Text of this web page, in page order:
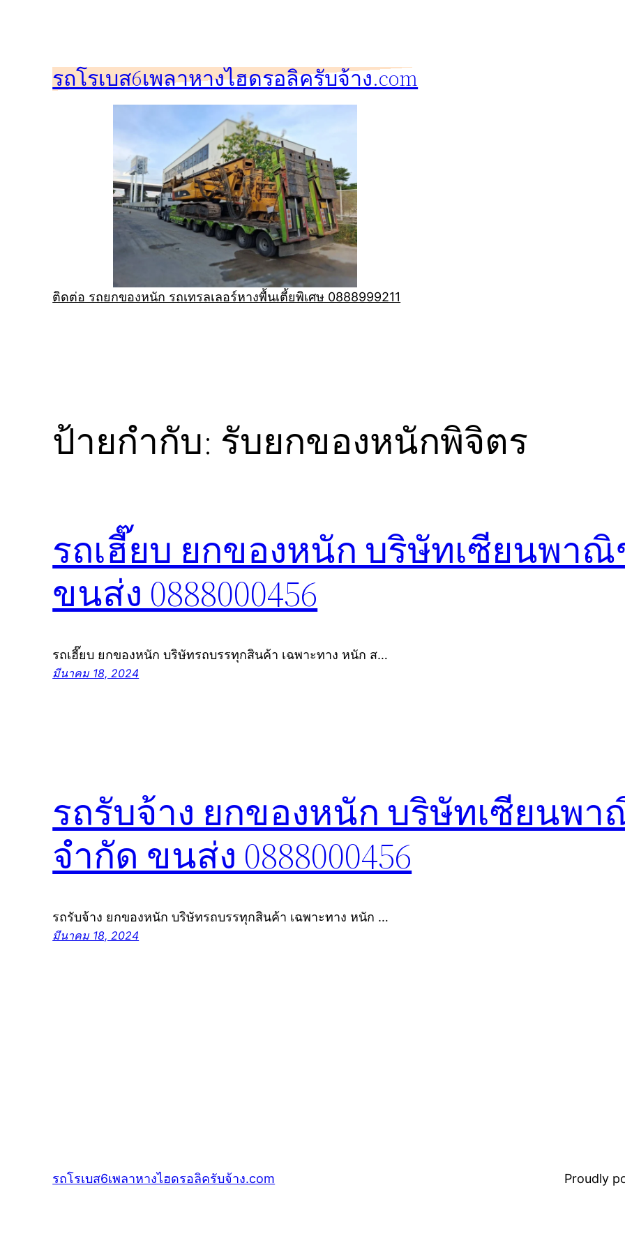
รถโรเบส6เพลาหางไฮดรอลิครับจ้าง.com
ติดต่อ รถยกของหนัก รถเทรลเลอร์หางพื้นเตี้ยพิเศษ 0888999211
ป้ายกำกับ: รับยกของหนักพิจิตร
รถเฮี๊ยบ ยกของหนัก บริษัทเซียนพา
ขนส่ง 0888000456
รถเฮี๊ยบ ยกของหนัก บริษัทรถบรรทุกสินค้า เฉพาะทาง หนัก ส…
มีนาคม 18, 2024
รถรับจ้าง ยกของหนัก บริษัทเซียนพ
จำกัด ขนส่ง 0888000456
รถรับจ้าง ยกของหนัก บริษัทรถบรรทุกสินค้า เฉพาะทาง หนัก …
มีนาคม 18, 2024
รถโรเบส6เพลาหางไฮดรอลิครับจ้าง.com Proudly